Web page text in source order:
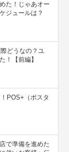
た！じゃあオー
ジュールは？
どうなの？ユ
！【前編】
POS+（ポスタ
で準備を進めた